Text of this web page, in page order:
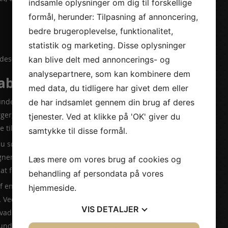
nye produkter
er det på tide at bruge disse data til noget!
og skab nye produkter eller tjenester, der opfylder
til forbedringer af kundeservicen.
sørge for, at du har kunden i tankerne i alle trin af
og tester prototyper – hvis du foretager ændringer på
forbedre kundetilfredsheden endnu mere!
virksomhed, der ønsker at forbedre
at spørge dine kunder regelmæssigt, får du værdifuld
de gerne vil have ændret. Brug disse oplysninger til at
for alle!
indsamle oplysninger om dig til forskellige
formål, herunder: Tilpasning af annoncering,
bedre brugeroplevelse, funktionalitet,
statistik og marketing. Disse oplysninger
kan blive delt med annoncerings- og
analysepartnere, som kan kombinere dem
med data, du tidligere har givet dem eller
de har indsamlet gennem din brug af deres
tjenester. Ved at klikke på 'OK' giver du
samtykke til disse formål.
Læs mere om vores brug af cookies og
behandling af persondata på vores
hjemmeside.
VIS DETALJER